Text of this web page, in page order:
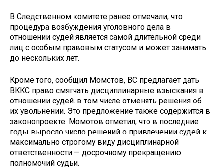
В Следственном комитете ранее отмечали, что
процедура возбуждения уголовного дела в
отношении судей является самой длительной среди
лиц с особым правовым статусом и может занимать
до нескольких лет.
Кроме того, сообщил Момотов, ВС предлагает дать
ВККС право смягчать дисциплинарные взыскания в
отношении судей, в том числе отменять решения об
их увольнении. Это предложение также содержится в
законопроекте. Момотов отметил, что в последние
годы выросло число решений о привлечении судей к
максимально строгому виду дисциплинарной
ответственности — досрочному прекращению
полномочий судьи.